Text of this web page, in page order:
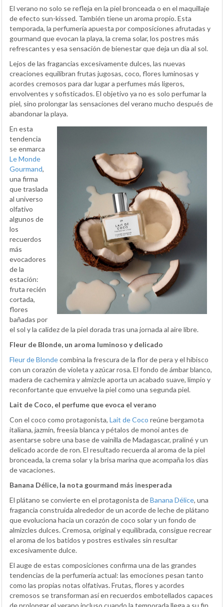
El verano no solo se refleja en la piel bronceada o en el maquillaje
de efecto sun-kissed. También tiene un aroma propio. Esta
temporada, la perfumería apuesta por composiciones afrutadas y
gourmand que evocan la playa, la crema solar, los postres más
refrescantes y esa sensación de bienestar que deja un día al sol.
Lejos de las fragancias excesivamente dulces, las nuevas
creaciones equilibran frutas jugosas, coco, flores luminosas y
acordes cremosos para dar lugar a perfumes más ligeros,
envolventes y sofisticados. El objetivo ya no es solo perfumar la
piel, sino prolongar las sensaciones del verano mucho después de
abandonar la playa.
En esta
tendencia
se enmarca
Le Monde
Gourmand,
una firma
que traslada
al universo
olfativo
algunos de
los
recuerdos
más
evocadores
de la
estación:
fruta recién
cortada,
flores
bañadas por
el sol y la calidez de la piel dorada tras una jornada al aire libre.
Fleur de Blonde, un aroma luminoso y delicado
Fleur de Blondecombina la frescura de la flor de pera y el hibisco
con un corazón de violeta y azúcar rosa. El fondo de ámbar blanco,
madera de cachemira y almizcle aporta un acabado suave, limpio y
reconfortante que envuelve la piel como una segunda piel.
Lait de Coco, el perfume que evoca el verano
Con el coco como protagonista, Lait de Coco reúne bergamota
italiana, jazmín, freesia blanca y pétalos de monoi antes de
asentarse sobre una base de vainilla de Madagascar, praliné y un
delicado acorde de ron. El resultado recuerda al aroma de la piel
bronceada, la crema solar y la brisa marina que acompaña los días
de vacaciones.
Banana Délice, la nota gourmand más inesperada
El plátano se convierte en el protagonista deBanana Délice, una
fragancia construida alrededor de un acorde de leche de plátano
que evoluciona hacia un corazón de coco solar y un fondo de
almizcles dulces. Cremosa, original y equilibrada, consigue recrear
el aroma de los batidos y postres estivales sin resultar
excesivamente dulce.
El auge de estas composiciones confirma una de las grandes
tendencias de la perfumería actual: las emociones pesan tanto
como las propias notas olfativas. Frutas, flores y acordes
cremosos se transforman así en recuerdos embotellados capaces
de prolongar el verano incluso cuando la temporada llega a su fin.